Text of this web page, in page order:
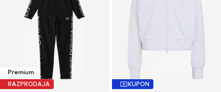
Premium
RAZPRODAJA
KUPON